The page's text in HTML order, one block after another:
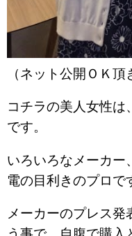
（ネット公開ＯＫ
コチラの美人女性
です。
いろいろなメーカー
電の目利きのプロ
メーカーのプレス発